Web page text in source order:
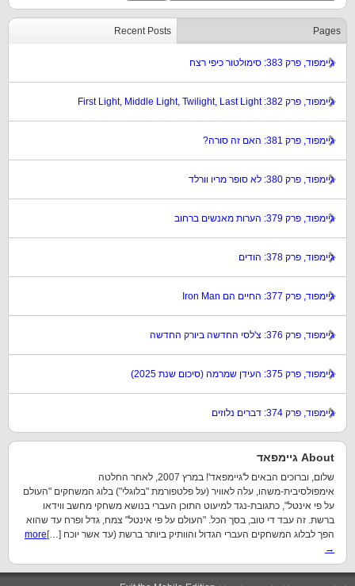
Recent Posts Pages
גיימפוד, פרק 383: סימולטור כיפי רצח
גיימפוד, פרק 382: First Light, Middle Light, Twilight, Last Light
גיימפוד, פרק 381: האם זה סורה?
גיימפוד, פרק 380: לא סופר מריו וורלד
גיימפוד, פרק 379: הערות מאנשים ברחוב
גיימפוד, פרק 378: הודים
גיימפוד, פרק 377: החיים הם Iron Man
גיימפוד, פרק 376: צ'לסי החדשה ביורק החדשה
גיימפוד, פרק 375: העידן שמרמה (סיכום שנת 2025)
גיימפוד, פרק 374: דברים נלוזים
About גיימפאד
שלום, וברוכים הבאים ל'גיימפאד'! במרץ 2007, לאחר החלטה
אימפולסיבית-משהו, עלה לאוויר (על פלטפורמת "בלוגלי") בלוג המשחקים "העולם
על פי אינטל", כתגובת-נגד למיעוט התוכן העברי בנושא משחקי מחשב ווידאו
ברשת. זה עבד די טוב, בסך הכל. "העולם על פי אינטל" צמח, גדל ופרח עד שהוא
הפך לבלוג המשחקים העברי הגדול והוותיק ביותר ברשת (עד אשר יוכח […] more
→